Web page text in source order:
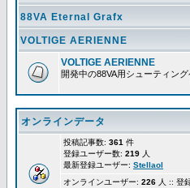
88VA Eternal Grafx
VOLTIGE AERIENNE
VOLTIGE AERIENNE
開発中の88VA用シューティン
オンラインデータ
投稿記事数: 361 件
登録ユーザー数: 219 人
最新登録ユーザー: Stellaol
オンラインユーザー: 226 人 :: 登